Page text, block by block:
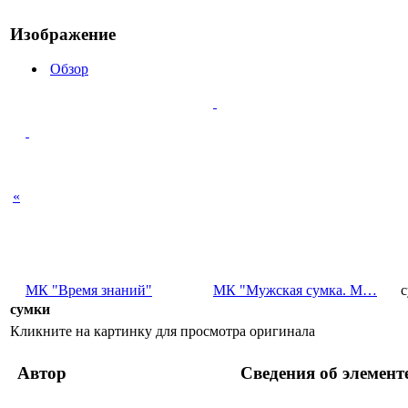
Изображение
Обзор
«
МК "Время знаний" МК "Мужская сумка. М…
сумки
Кликните на картинку для просмотра оригинала
Автор Сведения об